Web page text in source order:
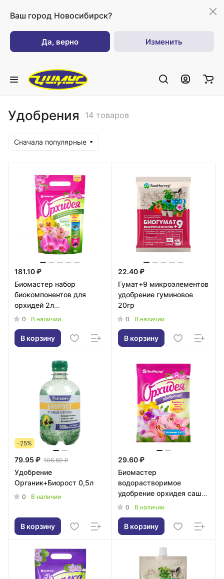
Ваш город Новосибирск?
Да, верно Изменить
Удобрения 14 товаров
Сначала популярные
181.10 ₽
Биомастер набор
биокомпонентов для
орхидей 2л
+комплексное удобрение
0 В наличии
В корзину
22.40 ₽
Гумат+9 микроэлементов
удобрение гуминовое
20гр
0 В наличии
В корзину
-25%
79.95 ₽ 106.60 ₽
Удобрение
Органик+Биорост 0,5л
0 В наличии
В корзину
29.60 ₽
Биомастер
водорастворимое
удобрение орхидея саше
100гр
0 В наличии
В корзину